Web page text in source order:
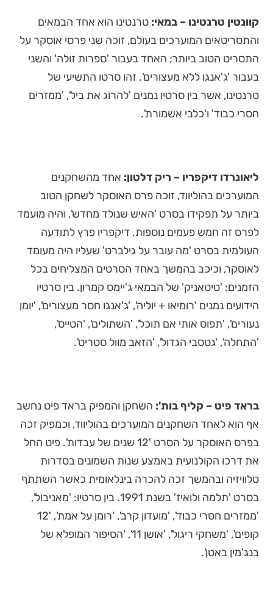
קוונטין טרנטינו – במאי: טרנטינו הוא אחד הבמאים
והתסריטאים המוערכים בעולם, זוכה שני פרסי אוסקר על
התסריט הטוב ביותר; האחד בעבור 'ספרות זולה' והשני
בעבור 'ג'אנגו ללא מעצורים'. זהו סרטו התשיעי של
טרנטינו, אשר בין סרטיו נמנים 'להרוג את ביל', 'ממזרים
חסרי כבוד' ו'כלבי אשמורת'.
ליאונרדו דיקפריו – ריק דלטון: אחד מהשחקנים
המוערכים בהוליווד, זוכה פרס האוסקר לשחקן הטוב
ביותר על תפקידו בסרט 'האיש שנולד מחדש', והיה מועמד
לפרס זה חמש פעמים נוספות. דיקפריו פרץ לתודעה
העולמית בסרט 'מה עובר על גילברט' שעליו היה מעומד
לאוסקר, וכיכב בהמשך באחד הסרטים המצליחים בכל
הזמנים: 'טיטאניק' של הבמאי ג'יימס קמרון. בין סרטיו
הידועים נמנים 'רומיאו + יוליה', 'ג'אנגו חסר מעצורים', 'יומן
נעורים', 'תפוס אותי אם תוכל', 'השתולים', 'הטייס',
'התחלה', 'גטסבי הגדול', 'הזאב מוול סטריט'.
בראד פיט – קליף בות': השחקן והמפיק בראד פיט נחשב
אף הוא לאחד השחקנים המוערכים בהוליווד, וכמפיק זכה
בפרס האוסקר על הסרט '12 שנים של עבדות'. פיט החל
את דרכו הקולנועית באמצע שנות השמונים בסדרות
טלוויזיה ובהמשך זכה להכרה בינלאומית כאשר השתתף
בסרט 'תלמה ולואיז' בשנת 1991. בין סרטיו: 'מאניבול',
'ממזרים חסרי כבוד', 'מועדון קרב', 'רומן על אמת', '12
קופים', 'משחקי ריגול', 'אושן 11', 'הסיפור המופלא של
בנג'מין באטן'.